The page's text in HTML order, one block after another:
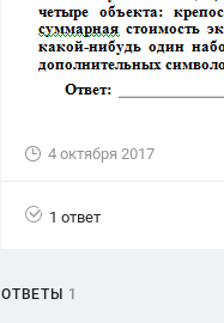
4 октября 2017
1 ответ
ОТВЕТЫ 1